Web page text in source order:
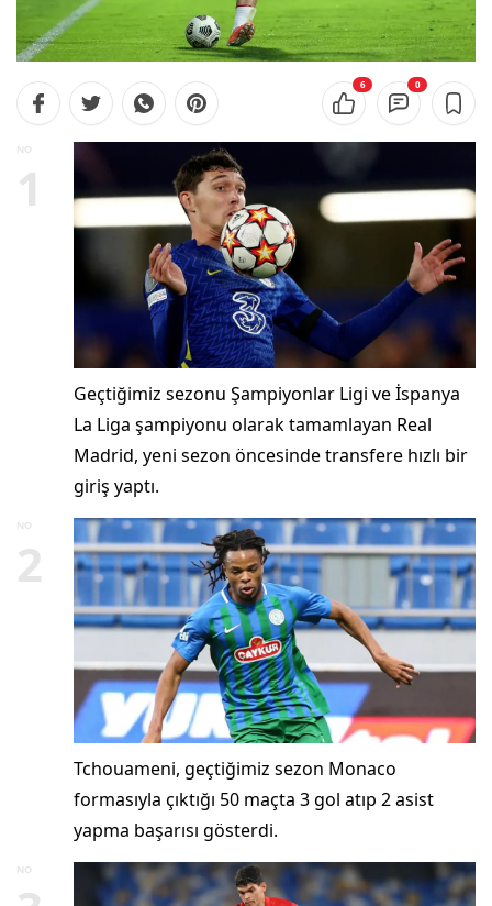
6 0
NO
1
Geçtiğimiz sezonu Şampiyonlar Ligi ve İspanya
La Liga şampiyonu olarak tamamlayan Real
Madrid, yeni sezon öncesinde transfere hızlı bir
giriş yaptı.
NO
2
Tchouameni, geçtiğimiz sezon Monaco
formasıyla çıktığı 50 maçta 3 gol atıp 2 asist
yapma başarısı gösterdi.
NO